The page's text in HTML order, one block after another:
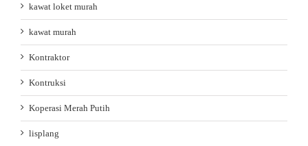
kawat loket murah
kawat murah
Kontraktor
Kontruksi
Koperasi Merah Putih
lisplang